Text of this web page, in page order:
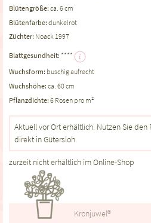
Blütengröße: ca. 6 cm
Blütenfarbe: dunkelrot
Züchter: Noack 1997
Blattgesundheit: ****
Wuchsform: buschig aufrecht
Wuchshöhe: ca. 60 cm
Pflanzdichte: 6 Rosen pro m²
Aktuell vor Ort erhältlich. Nutzen Sie
direkt in Gütersloh.
zurzeit nicht erhältlich im Online-Shop
Kronjuwel®